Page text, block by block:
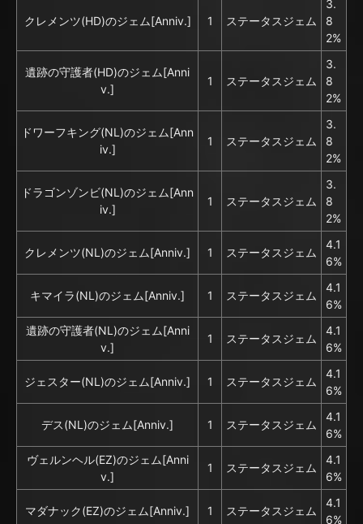
クレメンツ(HD)のジェム[Anniv.] 1 ステータスジェム
3.
8
2%
遺跡の守護者(HD)のジェム[Anni
v.]
1 ステータスジェム
3.
8
2%
ドワーフキング(NL)のジェム[Ann
iv.]
1 ステータスジェム
3.
8
2%
ドラゴンゾンビ(NL)のジェム[Ann
iv.]
1 ステータスジェム
3.
8
2%
クレメンツ(NL)のジェム[Anniv.] 1 ステータスジェム
4.1
6%
キマイラ(NL)のジェム[Anniv.] 1 ステータスジェム
4.1
6%
遺跡の守護者(NL)のジェム[Anni
v.]
1 ステータスジェム
4.1
6%
ジェスター(NL)のジェム[Anniv.] 1 ステータスジェム
4.1
6%
デス(NL)のジェム[Anniv.] 1 ステータスジェム
4.1
6%
ヴェルンヘル(EZ)のジェム[Anni
v.]
1 ステータスジェム
4.1
6%
マダナック(EZ)のジェム[Anniv.] 1 ステータスジェム
4.1
6%